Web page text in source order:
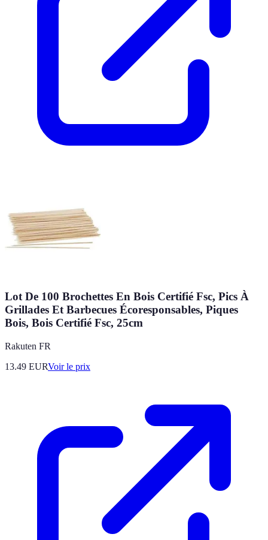
Lot De 100 Brochettes En Bois Certifié Fsc, Pics À
Grillades Et Barbecues Écoresponsables, Piques
Bois, Bois Certifié Fsc, 25cm
Rakuten FR
13.49 EURVoir le prix